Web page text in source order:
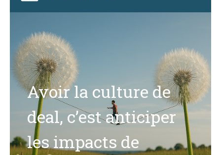
Avoir la culture de
deal, c’est anticiper
les impacts de